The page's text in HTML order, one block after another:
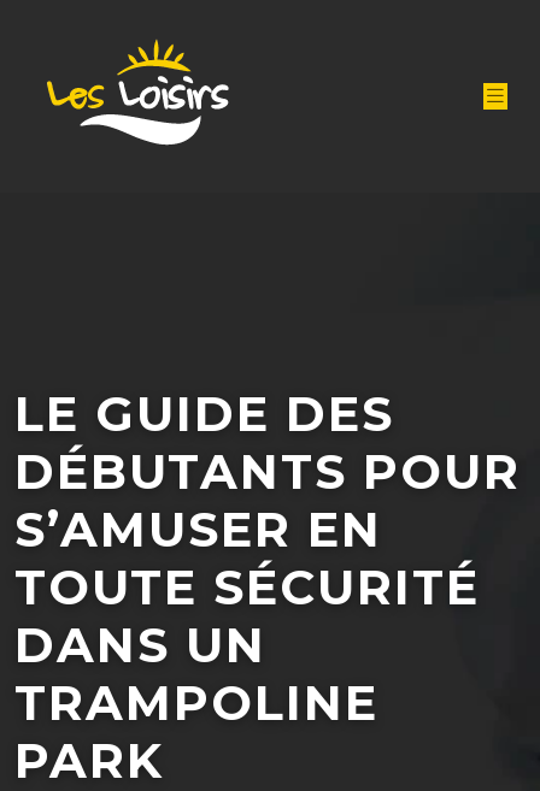
LE GUIDE DES
DÉBUTANTS POUR
S’AMUSER EN
TOUTE SÉCURITÉ
DANS UN
TRAMPOLINE
PARK